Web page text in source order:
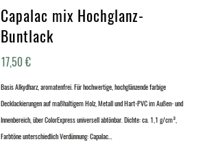
Capalac mix Hochglanz-
Buntlack
17,50€
Basis Alkydharz, aromatenfrei. Für hochwertige, hochglänzende farbige
Decklackierungen auf maßhaltigem Holz, Metall und Hart-PVC im Außen- und
Innenbereich, über ColorExpress universell abtönbar. Dichte: ca. 1,1 g/cm³,
Farbtöne unterschiedlich Verdünnung: Capalac…